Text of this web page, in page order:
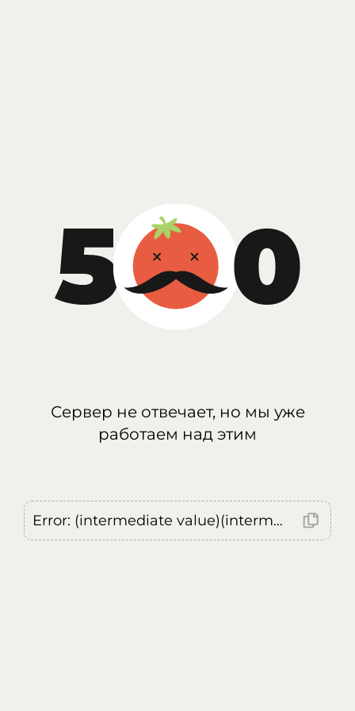
Сервер не отвечает, но мы уже
работаем над этим
Error: (intermediate value)(intermediate value)(intermediate value).replaceAll is not a function